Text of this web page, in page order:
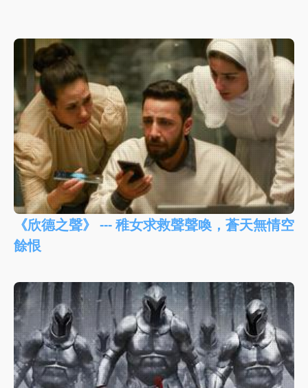
《欣德之聲》 --- 稚女求救聲聲喚，蒼天無情空
餘恨